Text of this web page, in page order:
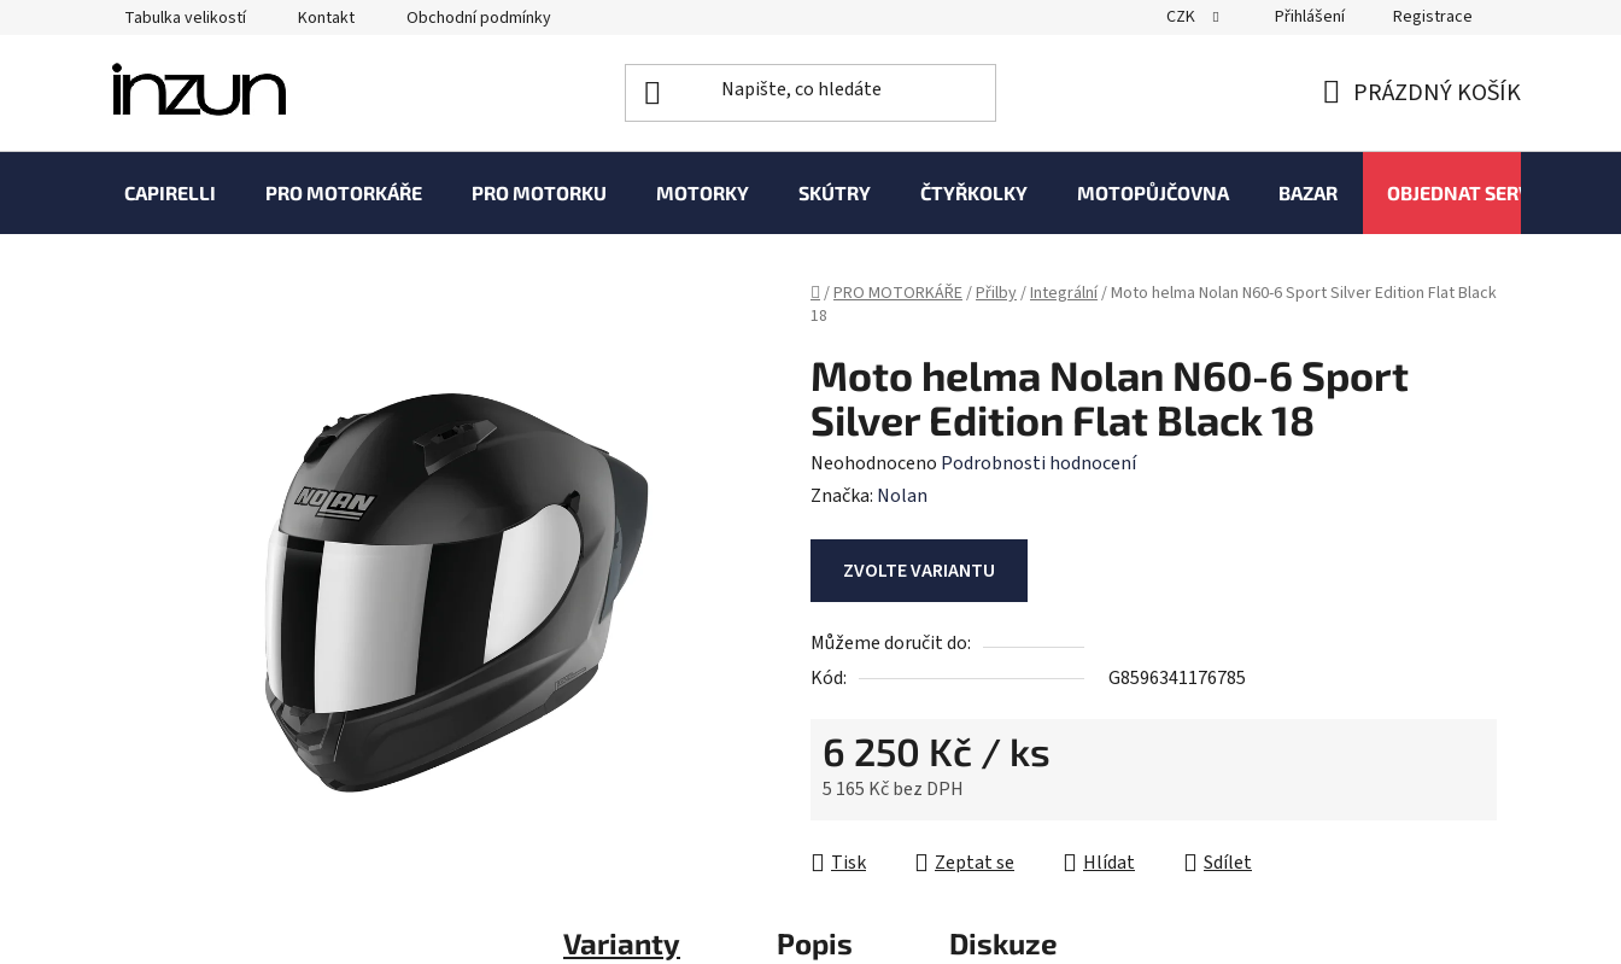
Tabulka velikostí Kontakt Obchodní podmínky CZK Přihlášení Registrace
KOŠÍK
PRÁZDNÝ KOŠÍK
CAPIRELLI PRO MOTORKÁŘE PRO MOTORKU MOTORKY SKÚTRY ČTYŘKOLKY MOTOPŮJČOVNA BAZAR OBJEDNAT SERVIS
Domů
/PRO MOTORKÁŘE/Přilby/Integrální/Moto helma Nolan N60-6 Sport Silver Edition Flat Black
18
Moto helma Nolan N60-6 Sport
Silver Edition Flat Black 18
Průměrné
hodnocení
5
hvězdiček.
Neohodnoceno Podrobnosti hodnocení
Značka: Nolan
ZVOLTE VARIANTU
Můžeme doručit do:
Kód:
G8596341176785
6 250 Kč / ks
5 165 Kč bez DPH
Tisk
Zeptat se Hlídat Sdílet
Varianty Popis Diskuze